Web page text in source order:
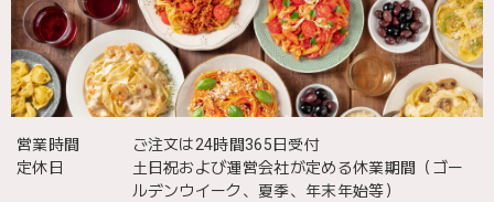
営業時間
ご注文は24時間365日受付
定休日
土日祝および運営会社が定める休業期間（ゴー
ルデンウイーク、夏季、年末年始等）